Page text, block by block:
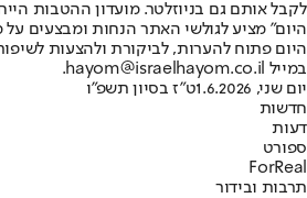
לקבל אותם גם בניוזלטר. מועדון ההטבות
היום" מציע לגולשי האתר הנחות ומבצעים על
היום פתוח להערות, לביקורת ולהצעות
במייל hayom@israelhayom.co.il.
יום שני, 1.6.2026
ט"ז בסיון תשפ"ו
חדשות
דעות
ספורט
ForReal
תרבות ובידור